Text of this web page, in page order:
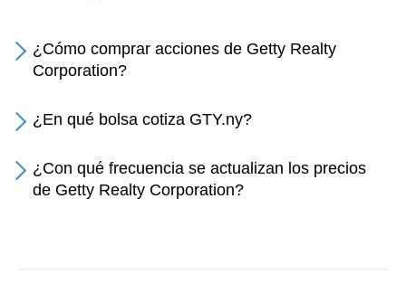
¿Cómo comprar acciones de Getty Realty
Corporation?
¿En qué bolsa cotiza GTY.ny?
¿Con qué frecuencia se actualizan los precios
de Getty Realty Corporation?